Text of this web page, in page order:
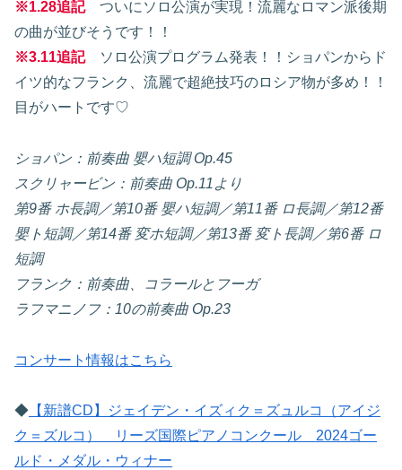
※1.28追記ついにソロ公演が実現！流麗なロマン派後期
の曲が並びそうです！！
※3.11追記ソロ公演プログラム発表！！ショパンからド
イツ的なフランク、流麗で超絶技巧のロシア物が多め！！
目がハートです♡
ショパン：前奏曲 嬰ハ短調 Op.45
スクリャービン：前奏曲 Op.11より
第9番 ホ長調／第10番 嬰ハ短調／第11番 ロ長調／第12番
嬰ト短調／第14番 変ホ短調／第13番 変ト長調／第6番 ロ
短調
フランク：前奏曲、コラールとフーガ
ラフマニノフ：10の前奏曲 Op.23
コンサート情報はこちら
◆ 【新譜CD】ジェイデン・イズィク＝ズュルコ（アイジ
ク＝ズルコ） リーズ国際ピアノコンクール 2024ゴー
ルド・メダル・ウィナー